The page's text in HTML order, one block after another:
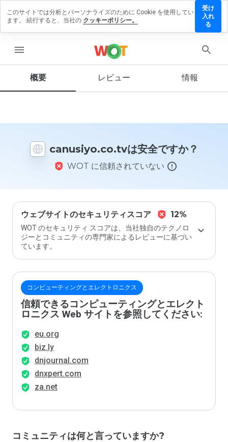
menu
概要 レビュー 情報
canusiyo.co.tvは安全ですか？
WOT に信頼されていない
ウェブサイトのセキュリティスコア 12%
WOT のセキュリティ スコアは、当社独自のテクノロ
ジーとコミュニティの専門家によるレビューに基づい
ています。
コンピューティングとエレクトロニクス
信頼できるコンピューティングとエレクト
ロニクス Web サイトを参照してください:
eu.org
biz.ly
dnjournal.com
dnxpert.com
za.net
コミュニティは何と言っていますか?
ビューを
この
イト
価し
ます
か？
このサイトでは分析とパーソナライズのために Cookie を使用してい
ます。 続行すると、当社の クッキーポリシー。
受け
入れ
る